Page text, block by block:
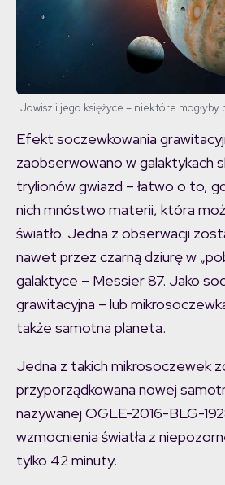
Jowisz i jego księżyce – niektóre
Efekt soczewkowania
zaobserwowano w galaktykach
trylionów gwiazd – łatwo o to,
nich mnóstwo materii, która
światło. Jedna z obserwacji
nawet przez czarną dziurę w
galaktyce – Messier 87. Jako
grawitacyjna – lub
także samotna planeta.
Jedna z takich mikrosoczewek
przyporządkowana nowej
nazywanej OGLE-2016-BLG-
wzmocnienia światła z
tylko 42 minuty.